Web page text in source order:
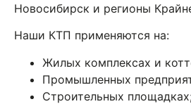
Новосибирск и регионы
Наши КТП применяются на:
Жилых комплексах и
Промышленных
Строительных